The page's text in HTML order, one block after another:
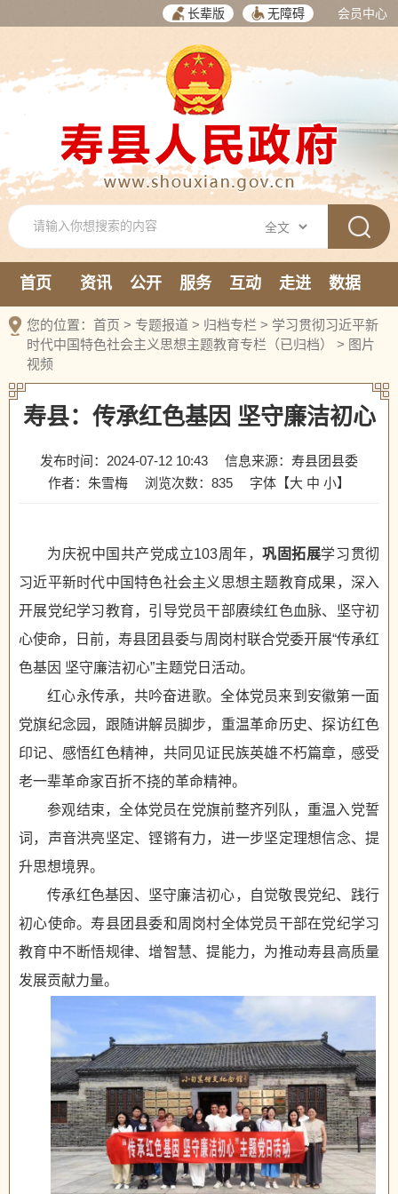
长辈版 无障碍 会员中心
首页 资讯 公开 服务 互动 走进
数据
新媒体
您的位置： 首页 > 专题报道 > 归档专栏 > 学习贯彻习近平新
时代中国特色社会主义思想主题教育专栏（已归档）
> 图片
视频
寿县：传承红色基因 坚守廉洁初心
发布时间：2024-07-12 10:43
信息来源：寿县团县委
作者：朱雪梅
浏览次数： 835 字体【大 中 小】
为庆祝中国共产党成立103周年，巩固拓展学习贯彻
习近平新时代中国特色社会主义思想主题教育成果，深入
开展党纪学习教育，引导党员干部赓续红色血脉、坚守初
心使命，日前，寿县团县委与周岗村联合党委开展“传承红
色基因 坚守廉洁初心”主题党日活动。
红心永传承，共吟奋进歌。全体党员来到安徽第一面
党旗纪念园，跟随讲解员脚步，重温革命历史、探访红色
印记、感悟红色精神，共同见证民族英雄不朽篇章，感受
老一辈革命家百折不挠的革命精神。
参观结束，全体党员在党旗前整齐列队，重温入党誓
词，声音洪亮坚定、铿锵有力，进一步坚定理想信念、提
升思想境界。
传承红色基因、坚守廉洁初心，自觉敬畏党纪、践行
初心使命。寿县团县委和周岗村全体党员干部在党纪学习
教育中不断悟规律、增智慧、提能力，为推动寿县高质量
发展贡献力量。